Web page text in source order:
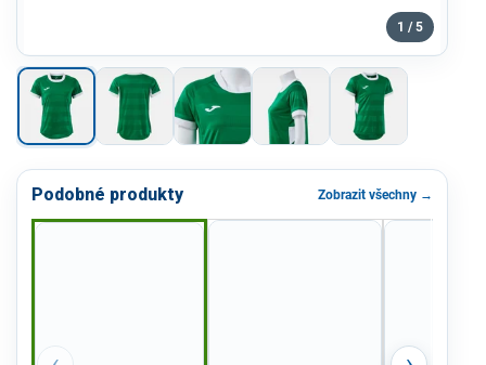
1 / 5
Podobné produkty Zobrazit všechny →